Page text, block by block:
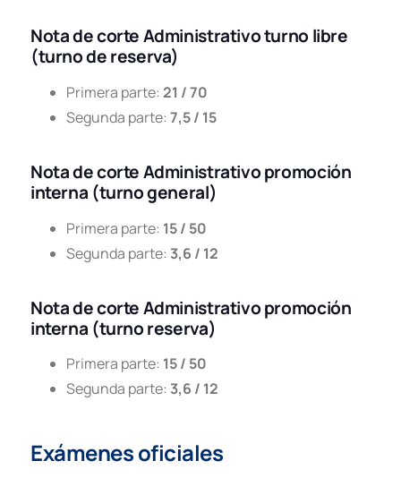
BARCELONA
PROMOCION INTERNA
MÁLAGA LIBRE
MALAGA PROMOCION
INTERNA
NAVARRA PROMOCION
INTERNA
(PDF,108
SANTA CRUZ DE
TENERIFE LIBRE
Nota de corte Administrativo turno libre
(turno de reserva)
Primera parte: 21 / 70
Segunda parte: 7,5 / 15
Nota de corte Administrativo promoción
interna (turno general)
Primera parte: 15 / 50
Segunda parte: 3,6 / 12
Nota de corte Administrativo promoción
interna (turno reserva)
Primera parte: 15 / 50
Segunda parte: 3,6 / 12
Exámenes oficiales